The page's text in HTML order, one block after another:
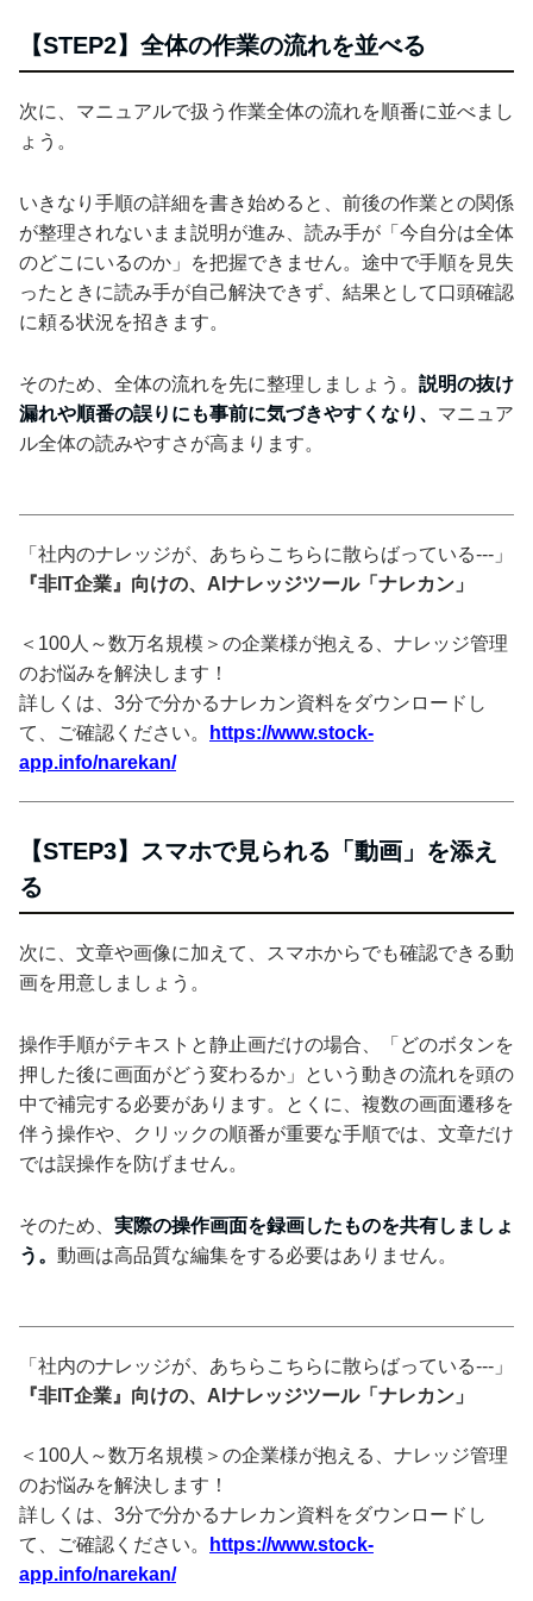
【STEP2】全体の作業の流れを並べる
次に、マニュアルで扱う作業全体の流れを順番に並べまし
ょう。
いきなり手順の詳細を書き始めると、前後の作業との関係
が整理されないまま説明が進み、読み手が「今自分は全体
のどこにいるのか」を把握できません。途中で手順を見失
ったときに読み手が自己解決できず、結果として口頭確認
に頼る状況を招きます。
そのため、全体の流れを先に整理しましょう。 説明の抜け
漏れや順番の誤りにも事前に気づきやすくなり、 マニュア
ル全体の読みやすさが高まります。
「社内のナレッジが、あちらこちらに散らばっている---」
『非IT企業』向けの、AIナレッジツール「ナレカン」
＜100人～数万名規模＞の企業様が抱える、ナレッジ管理
のお悩みを解決します！
詳しくは、3分で分かるナレカン資料をダウンロードし
て、ご確認ください。
https://www.stock-
app.info/narekan/
【STEP3】スマホで見られる「動画」を添え
る
次に、文章や画像に加えて、スマホからでも確認できる動
画を用意しましょう。
操作手順がテキストと静止画だけの場合、「どのボタンを
押した後に画面がどう変わるか」という動きの流れを頭の
中で補完する必要があります。とくに、複数の画面遷移を
伴う操作や、クリックの順番が重要な手順では、文章だけ
では誤操作を防げません。
そのため、 実際の操作画面を録画したものを共有しましょ
う。 動画は高品質な編集をする必要はありません。
「社内のナレッジが、あちらこちらに散らばっている---」
『非IT企業』向けの、AIナレッジツール「ナレカン」
＜100人～数万名規模＞の企業様が抱える、ナレッジ管理
のお悩みを解決します！
詳しくは、3分で分かるナレカン資料をダウンロードし
て、ご確認ください。
https://www.stock-
app.info/narekan/